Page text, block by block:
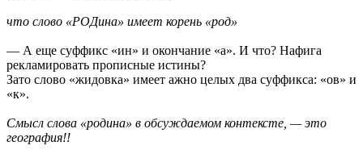
что слово «РОДина» имеет корень «род»
— А еще суффикс «ин» и окончание «а». И что? Нафига
рекламировать прописные истины?
Зато слово «жидовка» имеет ажно целых два суффикса: «ов» и
«к».
Смысл слова «родина» в обсуждаемом контексте, — это
география!!